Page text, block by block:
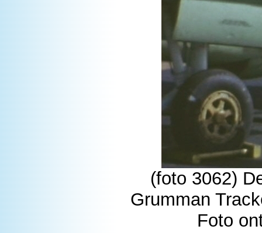
(foto 3062)
Grumman
Foto